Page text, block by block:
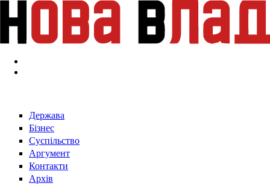
Перейти к основному содержанию
Держава
Бізнес
Суспільство
Аргумент
Контакти
Архів